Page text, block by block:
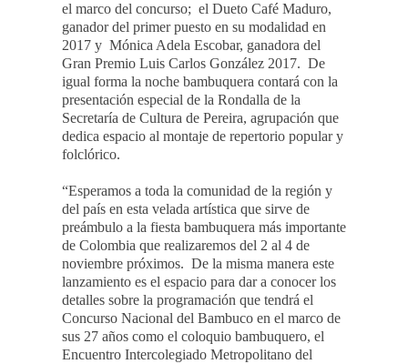
el marco del concurso; el Dueto Café Maduro,
ganador del primer puesto en su modalidad en
2017 y Mónica Adela Escobar, ganadora del
Gran Premio Luis Carlos González 2017. De
igual forma la noche bambuquera contará con la
presentación especial de la Rondalla de la
Secretaría de Cultura de Pereira, agrupación que
dedica espacio al montaje de repertorio popular y
folclórico.
“Esperamos a toda la comunidad de la región y
del país en esta velada artística que sirve de
preámbulo a la fiesta bambuquera más importante
de Colombia que realizaremos del 2 al 4 de
noviembre próximos. De la misma manera este
lanzamiento es el espacio para dar a conocer los
detalles sobre la programación que tendrá el
Concurso Nacional del Bambuco en el marco de
sus 27 años como el coloquio bambuquero, el
Encuentro Intercolegiado Metropolitano del